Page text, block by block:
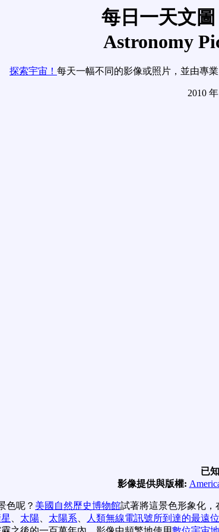
每日一天文
Astronomy
探索宇宙！ 每天一幅不同的影像或照片，並由專
2010
已
影像提供與版權:
色呢？ 美國自然歷史博物館試著將這景色形象化，
、 太陽、 太陽系、 人類無線電訊號所到達的最遠